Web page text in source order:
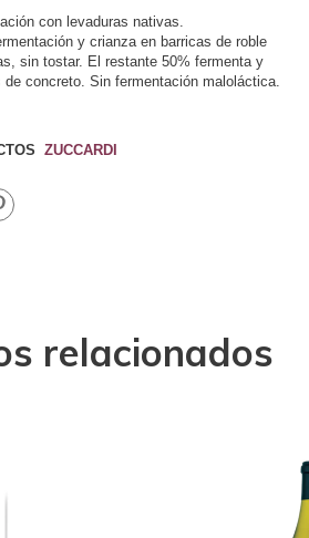
con levaduras nativas.
y crianza en barricas de roble
sin tostar. El restante 50% fermenta y
concreto. Sin fermentación maloláctica.
ZUCCARDI
relacionados